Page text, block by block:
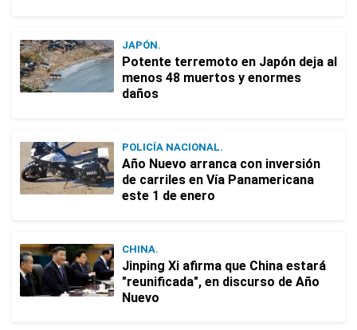
JAPÓN.
Potente terremoto en Japón deja al
menos 48 muertos y enormes
daños
POLICÍA NACIONAL.
Año Nuevo arranca con inversión
de carriles en Vía Panamericana
este 1 de enero
CHINA.
Jinping Xi afirma que China estará
"reunificada", en discurso de Año
Nuevo